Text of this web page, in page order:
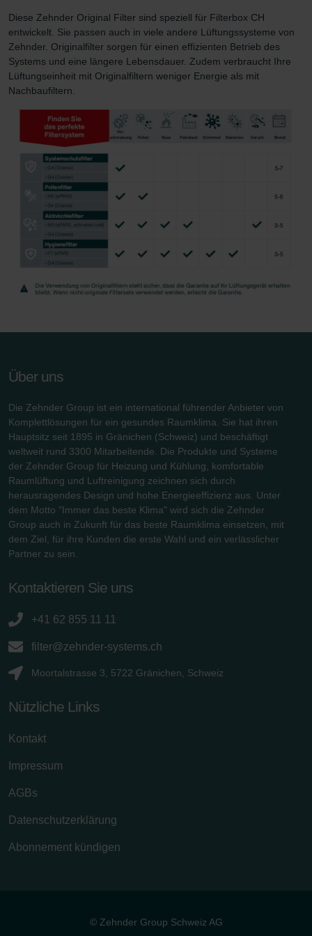
Zehnder Group Schweiz AG: Datenschutz
Zehnder Polska Sp. z o.o.: Oświadczenie o ochronie
danych Zehnder
Zehnder Group UK Limited: Privacy Policy
Zehnder Group Deutschland GmbH
Diese Zehnder Original Filter sind speziell für Filterbox CH
entwickelt. Sie passen auch in viele andere Lüftungssysteme von
Zehnder. Originalfilter sorgen für einen effizienten Betrieb des
Systems und eine längere Lebensdauer. Zudem verbraucht Ihre
Lüftungseinheit mit Originalfiltern weniger Energie als mit
Nachbaufiltern.
Über uns
Die Zehnder Group ist ein international führender Anbieter von
Komplettlösungen für ein gesundes Raumklima. Sie hat ihren
Hauptsitz seit 1895 in Gränichen (Schweiz) und beschäftigt
weltweit rund 3300 Mitarbeitende. Die Produkte und Systeme
der Zehnder Group für Heizung und Kühlung, komfortable
Raumlüftung und Luftreinigung zeichnen sich durch
herausragendes Design und hohe Energieeffizienz aus. Unter
dem Motto "Immer das beste Klima" wird sich die Zehnder
Group auch in Zukunft für das beste Raumklima einsetzen, mit
dem Ziel, für ihre Kunden die erste Wahl und ein verlässlicher
Partner zu sein.
Kontaktieren Sie uns
+41 62 855 11 11
filter@zehnder-systems.ch
Moortalstrasse 3, 5722 Gränichen, Schweiz
Nützliche Links
Kontakt
Impressum
AGBs
Datenschutzerklärung
Abonnement kündigen
© Zehnder Group Schweiz AG